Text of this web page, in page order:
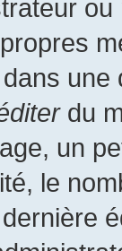
du
un
le